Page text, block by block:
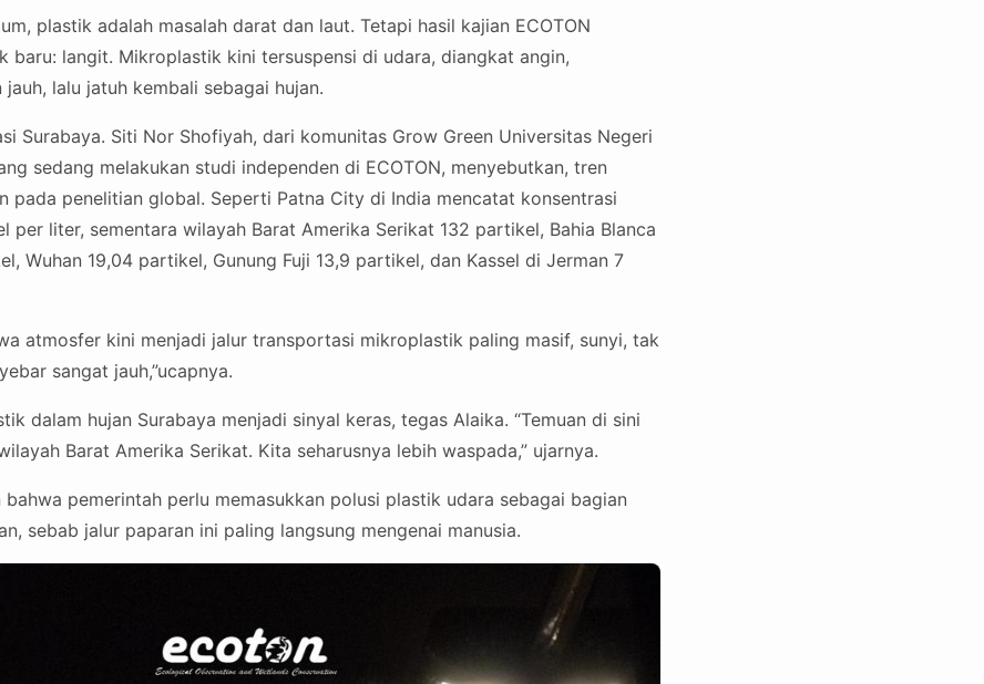
plastik adalah masalah darat dan laut. Tetapi hasil kajian ECOTON
baru: langit. Mikroplastik kini tersuspensi di udara, diangkat angin,
jauh, lalu jatuh kembali sebagai hujan.
Surabaya. Siti Nor Shofiyah, dari komunitas Grow Green Universitas Negeri
sedang melakukan studi independen di ECOTON, menyebutkan, tren
pada penelitian global. Seperti Patna City di India mencatat konsentrasi
per liter, sementara wilayah Barat Amerika Serikat 132 partikel, Bahia Blanca
Wuhan 19,04 partikel, Gunung Fuji 13,9 partikel, dan Kassel di Jerman 7
atmosfer kini menjadi jalur transportasi mikroplastik paling masif, sunyi, tak
sangat jauh,”ucapnya.
dalam hujan Surabaya menjadi sinyal keras, tegas Alaika. “Temuan di sini
Barat Amerika Serikat. Kita seharusnya lebih waspada,” ujarnya.
bahwa pemerintah perlu memasukkan polusi plastik udara sebagai bagian
sebab jalur paparan ini paling langsung mengenai manusia.